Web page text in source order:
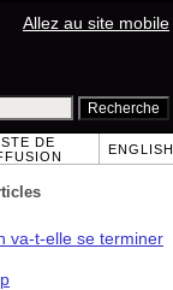
Allez au site mobile
DE
ENGLISH
va-t-elle se terminer